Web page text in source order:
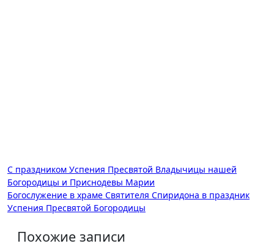
Навигация
по
записям
С праздником Успения Пресвятой Владычицы нашей
Богородицы и Приснодевы Марии
Богослужение в храме Святителя Спиридона в праздник
Успения Пресвятой Богородицы
Похожие записи